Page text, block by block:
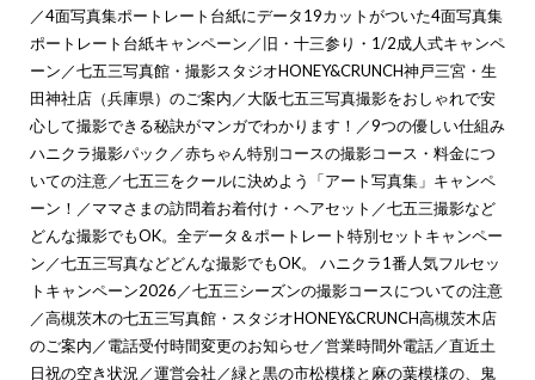
／4面写真集ポートレート台紙にデータ19カットがついた4面写真集
ポートレート台紙キャンペーン／旧・十三参り・1/2成人式キャンペ
ーン／七五三写真館・撮影スタジオHONEY&CRUNCH神戸三宮・生
田神社店（兵庫県）のご案内／大阪七五三写真撮影をおしゃれで安
心して撮影できる秘訣がマンガでわかります！ ／9つの優しい仕組み
ハニクラ撮影パック ／赤ちゃん特別コースの撮影コース・料金につ
いての注意／七五三をクールに決めよう「アート写真集」キャンペ
ーン！ ／ママさまの訪問着お着付け・ヘアセット ／七五三撮影など
どんな撮影でもOK。全データ＆ポートレート特別セットキャンペー
ン／七五三写真などどんな撮影でもOK。 ハニクラ1番人気フルセッ
トキャンペーン2026／七五三シーズンの撮影コースについての注意
／高槻茨木の七五三写真館・スタジオHONEY&CRUNCH高槻茨木店
のご案内／電話受付時間変更のお知らせ／営業時間外電話／直近土
日祝の空き状況／運営会社／緑と黒の市松模様と麻の葉模様の、鬼